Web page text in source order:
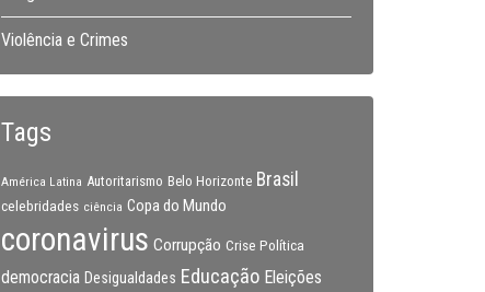
Violência e Crimes
Tags
América Latina Autoritarismo Belo Horizonte Brasil
celebridades ciência Copa do Mundo
coronavirus Corrupção Crise Política
democracia Desigualdades Educação Eleições